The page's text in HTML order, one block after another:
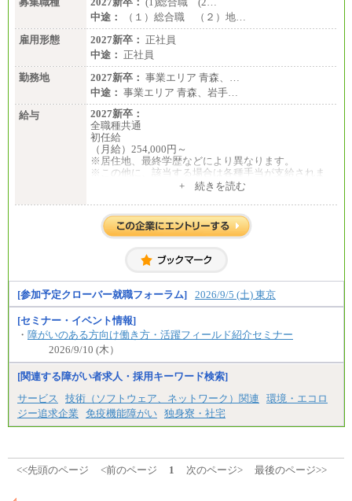
■(株)JTBビジネストランスフォーム
有期契約職 月給185,000～195,000円
※詳細はJTBキャリアサイトよりご確認ください。
■(株)JTBパブリッシング ※2027年新卒募集終了
総合職 月給241,000円
中途：
①月給227,000円以上
②月給212,000円以上
③月給172,500円以上
④月給23万円～37万円
⑤月給20万円～25万円
⑥月給33万円～48万円
⑦月給271,000円以上
⑧～⑮月給200,000円〜月給400,000円
⑯月給185,000円以上
⑰月給237,000円以上
⑱月給212,000円以上
⑲東京：月給202,000 円以上 、京都：月給193,000 円
以上
㉑月給185,000 円以上
㉓月給224,500円以上
※全コース共通※ 能力・経験・勤務地などにより
異なります
※試用期間中も給与に変更はございません。
中途：
（１）総合職 （２）地…
雇用形態
2027新卒： 正社員
中途： 正社員
勤務地
2027新卒： 事業エリア 青森、…
中途： 事業エリア 青森、岩手…
給与
2027新卒：
全職種共通
初任給
（月給）254,000円～
※居住地、最終学歴などにより異なります。
※この他に、該当する場合は各種手当が支給されま
中途：
全職種共通
※居住地、年齢により異なります。
※この他に、該当する場合は各種手当が支給されま
す。
※試用期間中も給与に変更はございません
+ 続きを読む
[参加予定クローバー就職フォーラム] 2026/9/5 (土) 東京
[セミナー・イベント情報]
・ 障がいのある方向け働き方・活躍フィールド紹介セミナー
2026/9/10 (木）
[関連する障がい者求人・採用キーワード検索]
サービス
技術（ソフトウェア、ネットワーク）関連
環境・エコロ
ジー追求企業
免疫機能障がい 独身寮・社宅
<<先頭のページ <前のページ 1 次のページ> 最後のページ>>